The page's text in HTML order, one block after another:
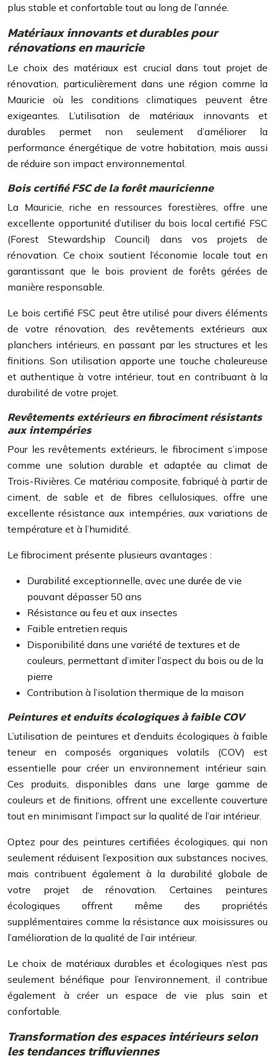
plus stable et confortable tout au long de l’année.
Matériaux innovants et durables pour
rénovations en mauricie
Le choix des matériaux est crucial dans tout projet de
rénovation, particulièrement dans une région comme la
Mauricie où les conditions climatiques peuvent être
exigeantes. L’utilisation de matériaux innovants et
durables permet non seulement d’améliorer la
performance énergétique de votre habitation, mais aussi
de réduire son impact environnemental.
Bois certifié FSC de la forêt mauricienne
La Mauricie, riche en ressources forestières, offre une
excellente opportunité d’utiliser du bois local certifié FSC
(Forest Stewardship Council) dans vos projets de
rénovation. Ce choix soutient l’économie locale tout en
garantissant que le bois provient de forêts gérées de
manière responsable.
Le bois certifié FSC peut être utilisé pour divers éléments
de votre rénovation, des revêtements extérieurs aux
planchers intérieurs, en passant par les structures et les
finitions. Son utilisation apporte une touche chaleureuse
et authentique à votre intérieur, tout en contribuant à la
durabilité de votre projet.
Revêtements extérieurs en fibrociment résistants
aux intempéries
Pour les revêtements extérieurs, le fibrociment s’impose
comme une solution durable et adaptée au climat de
Trois-Rivières. Ce matériau composite, fabriqué à partir de
ciment, de sable et de fibres cellulosiques, offre une
excellente résistance aux intempéries, aux variations de
température et à l’humidité.
Le fibrociment présente plusieurs avantages :
Durabilité exceptionnelle, avec une durée de vie
pouvant dépasser 50 ans
Résistance au feu et aux insectes
Faible entretien requis
Disponibilité dans une variété de textures et de
couleurs, permettant d’imiter l’aspect du bois ou de la
pierre
Contribution à l’isolation thermique de la maison
Peintures et enduits écologiques à faible COV
L’utilisation de peintures et d’enduits écologiques à faible
teneur en composés organiques volatils (COV) est
essentielle pour créer un environnement intérieur sain.
Ces produits, disponibles dans une large gamme de
couleurs et de finitions, offrent une excellente couverture
tout en minimisant l’impact sur la qualité de l’air intérieur.
Optez pour des peintures certifiées écologiques, qui non
seulement réduisent l’exposition aux substances nocives,
mais contribuent également à la durabilité globale de
votre projet de rénovation. Certaines peintures
écologiques offrent même des propriétés
supplémentaires comme la résistance aux moisissures ou
l’amélioration de la qualité de l’air intérieur.
Le choix de matériaux durables et écologiques n’est pas
seulement bénéfique pour l’environnement, il contribue
également à créer un espace de vie plus sain et
confortable.
Transformation des espaces intérieurs selon
les tendances trifluviennes